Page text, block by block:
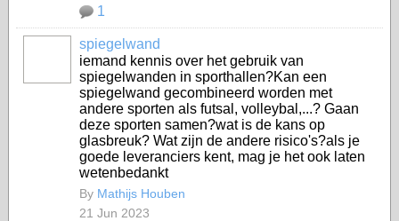
1
spiegelwand
iemand kennis over het gebruik van
spiegelwanden in sporthallen?Kan een
spiegelwand gecombineerd worden met
andere sporten als futsal, volleybal,...? Gaan
deze sporten samen?wat is de kans op
glasbreuk? Wat zijn de andere risico's?als je
goede leveranciers kent, mag je het ook laten
wetenbedankt
By Mathijs Houben
21 Jun 2023